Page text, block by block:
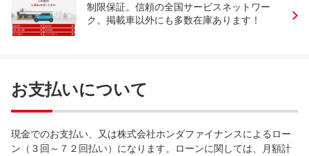
制限保証。信頼の全国サービスネットワー
ク。掲載車以外にも多数在庫あります！
お支払いについて
現金でのお支払い、又は株式会社ホンダファイナンスによるロー
ン（３回～７２回払い）になります。ローンに関しては、月額計